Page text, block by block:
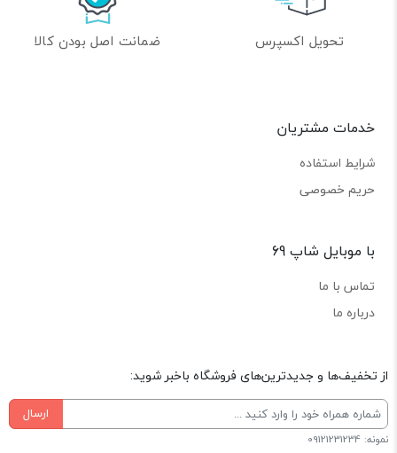
تحویل اکسپرس ضمانت اصل بودن کالا
خدمات مشتریان
شرایط استفاده
حریم خصوصی
با موبایل شاپ 69
تماس با ما
درباره ما
از تخفیف‌ها و جدیدترین‌های فروشگاه باخبر شوید:
ارسال
نمونه: 09121231234